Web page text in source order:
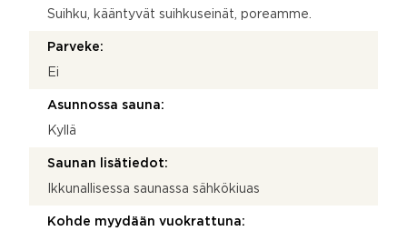
Suihku, kääntyvät suihkuseinät, poreamme.
Parveke:
Ei
Asunnossa sauna:
Kyllä
Saunan lisätiedot:
Ikkunallisessa saunassa sähkökiuas
Kohde myydään vuokrattuna: